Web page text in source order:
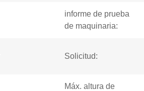
informe de prueba
de maquinaria:
Solicitud:
Máx. altura de